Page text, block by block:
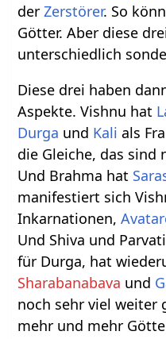
derZerstörer. So
Götter. Aber diese
unterschiedlich
Diese drei haben
Aspekte. Vishnu hat
Durga und Kali als
die Gleiche, das sind
Und Brahma hat
manifestiert sich
Inkarnationen,
Und Shiva und
für Durga, hat
Sharabanabava und
noch sehr viel weiter
mehr und mehr